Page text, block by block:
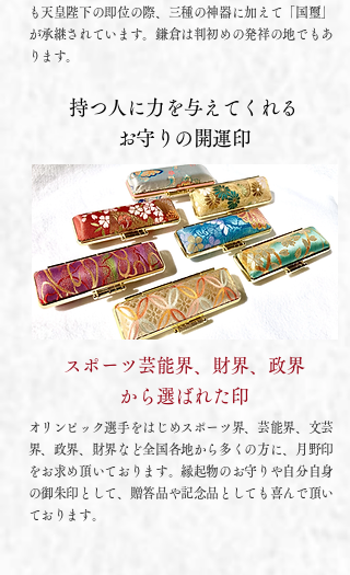
も天皇陛下の即位の際、三種の神器に加えて「国璽」
が承継されています。鎌倉は判初めの発祥の地でもあ
ります。
持つ人に力を与えてくれる
お守りの開運印
スポーツ芸能界、財界、政界
から選ばれた印
オリンピック選手をはじめスポーツ界、芸能界、文芸
界、政界、財界など全国各地から多くの方に、月野印
をお求め頂いております。縁起物のお守りや自分自身
の御朱印として、贈答品や記念品としても喜んで頂い
ております。